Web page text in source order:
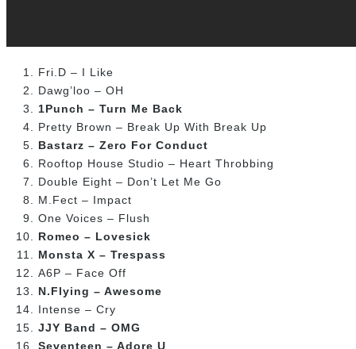
Fri.D – I Like
Dawg’loo – OH
1Punch – Turn Me Back
Pretty Brown – Break Up With Break Up
Bastarz – Zero For Conduct
Rooftop House Studio – Heart Throbbing
Double Eight – Don’t Let Me Go
M.Fect – Impact
One Voices – Flush
Romeo – Lovesick
Monsta X – Trespass
A6P – Face Off
N.Flying – Awesome
Intense – Cry
JJY Band – OMG
Seventeen – Adore U